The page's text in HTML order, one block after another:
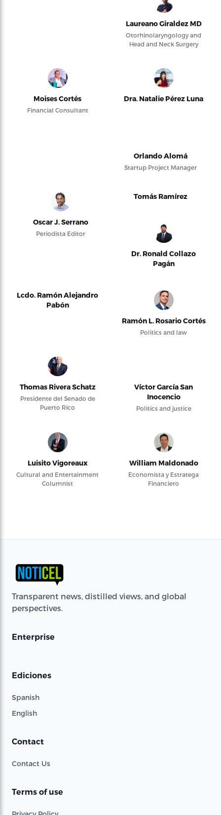
Laureano Giraldez MD
Otorhinolaryngology and
Head and Neck Surgery
Moises Cortés
Financial Consultant
Dra. Natalie Pérez Luna
Orlando Alomá
Startup Project Manager
Oscar J. Serrano
Periodista Editor
Tomás Ramírez
Dr. Ronald Collazo
Pagán
Lcdo. Ramón Alejandro
Pabón
Ramón L. Rosario Cortés
Politics and law
Thomas Rivera Schatz
Presidente del Senado de
Puerto Rico
Víctor García San
Inocencio
Politics and justice
Luisito Vigoreaux
Cultural and Entertainment
Columnist
William Maldonado
Economista y Estratega
Financiero
Transparent news, distilled views, and global
perspectives.
Enterprise
Ediciones
Spanish
English
Contact
Contact Us
Terms of use